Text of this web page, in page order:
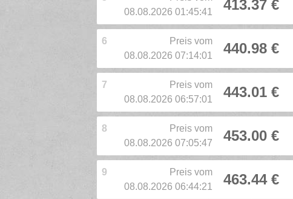
08.08.2026 01:45:41
413.37 €
6
Preis vom
08.08.2026 07:14:01
440.98 €
7
Preis vom
08.08.2026 06:57:01
443.01 €
8
Preis vom
08.08.2026 07:05:47
453.00 €
9
Preis vom
08.08.2026 06:44:21
463.44 €